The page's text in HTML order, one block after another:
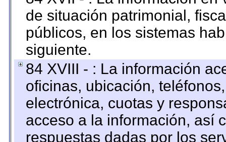
de situación patrimonial,
públicos, en los sistemas
siguiente.
84 XVIII - : La información
oficinas, ubicación,
electrónica, cuotas y
acceso a la información, así
respuestas dadas por los